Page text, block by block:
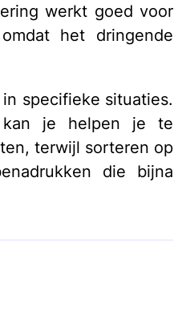
werkt goed voor
het dringende
specifieke situaties.
kan je helpen je te
terwijl sorteren op
die bijna